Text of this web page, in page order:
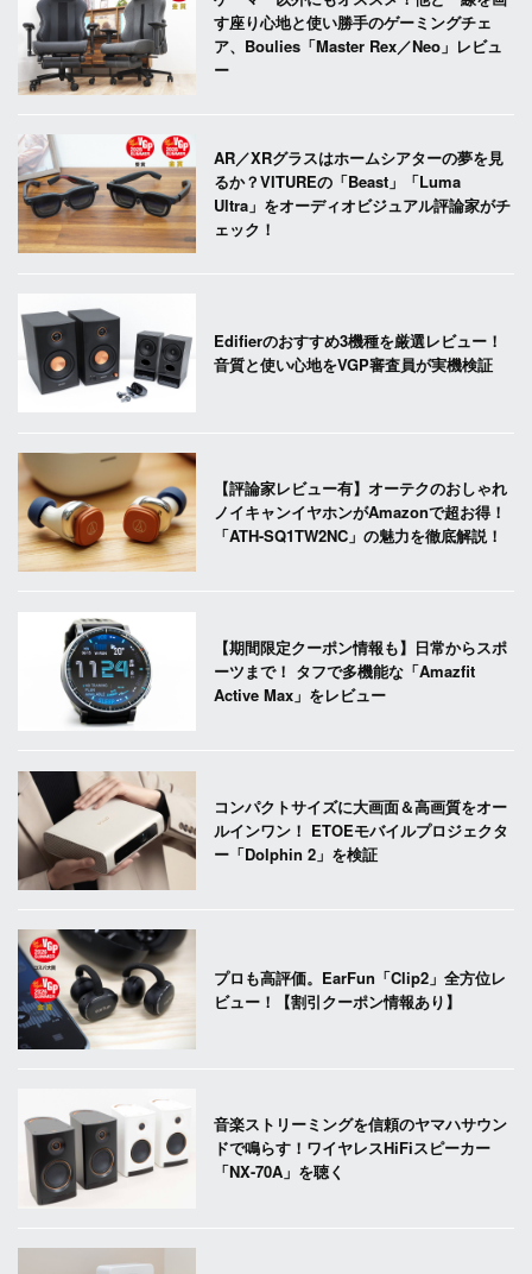
す座り心地と使い勝手のゲーミングチェ
ア、Boulies「Master Rex／Neo」レビュ
ー
AR／XRグラスはホームシアターの夢を見
るか？VITUREの「Beast」「Luma
Ultra」をオーディオビジュアル評論家がチ
ェック！
Edifierのおすすめ3機種を厳選レビュー！
音質と使い心地をVGP審査員が実機検証
【評論家レビュー有】オーテクのおしゃれ
ノイキャンイヤホンがAmazonで超お得！
「ATH-SQ1TW2NC」の魅力を徹底解説！
【期間限定クーポン情報も】日常からスポ
ーツまで！ タフで多機能な「Amazfit
Active Max」をレビュー
コンパクトサイズに大画面＆高画質をオー
ルインワン！ ETOEモバイルプロジェクタ
ー「Dolphin 2」を検証
プロも高評価。EarFun「Clip2」全方位レ
ビュー！【割引クーポン情報あり】
音楽ストリーミングを信頼のヤマハサウン
ドで鳴らす！ワイヤレスHiFiスピーカー
「NX-70A」を聴く